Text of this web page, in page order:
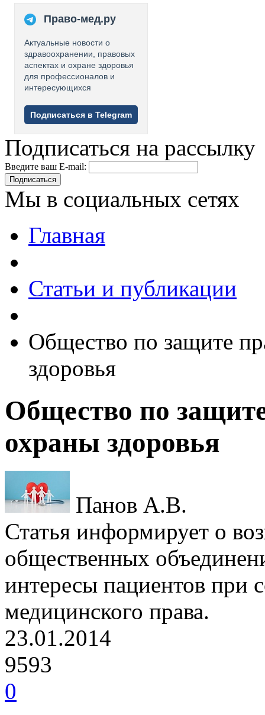
Право-мед.ру
Актуальные новости о
здравоохранении, правовых
аспектах и охране здоровья
для профессионалов и
интересующихся
Подписаться в Telegram
Подписаться на рассылку
Введите ваш E-mail:
Подписаться
Мы в социальных сетях
Главная
Статьи и публикации
Общество по защите
здоровья
Общество по
охраны здоровья
Панов А.В.
Статья информирует о
общественных
интересы пациентов при
медицинского права.
23.01.2014
9593
0